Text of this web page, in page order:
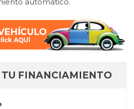
FINANCIAMIENTO